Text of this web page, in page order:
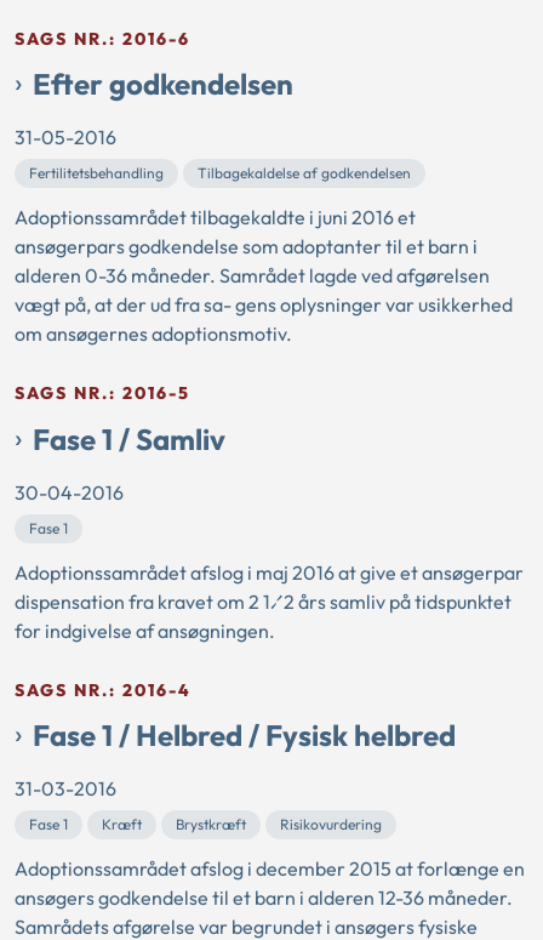
SAGS NR.: 2016-6
Efter godkendelsen
31-05-2016
Fertilitetsbehandling Tilbagekaldelse af godkendelsen
Adoptionssamrådet tilbagekaldte i juni 2016 et
ansøgerpars godkendelse som adoptanter til et barn i
alderen 0-36 måneder. Samrådet lagde ved afgørelsen
vægt på, at der ud fra sa- gens oplysninger var usikkerhed
om ansøgernes adoptionsmotiv.
SAGS NR.: 2016-5
Fase 1 / Samliv
30-04-2016
Fase 1
Adoptionssamrådet afslog i maj 2016 at give et ansøgerpar
dispensation fra kravet om 2 1⁄2 års samliv på tidspunktet
for indgivelse af ansøgningen.
SAGS NR.: 2016-4
Fase 1 / Helbred / Fysisk helbred
31-03-2016
Fase 1 Kræft Brystkræft Risikovurdering
Adoptionssamrådet afslog i december 2015 at forlænge en
ansøgers godkendelse til et barn i alderen 12-36 måneder.
Samrådets afgørelse var begrundet i ansøgers fysiske